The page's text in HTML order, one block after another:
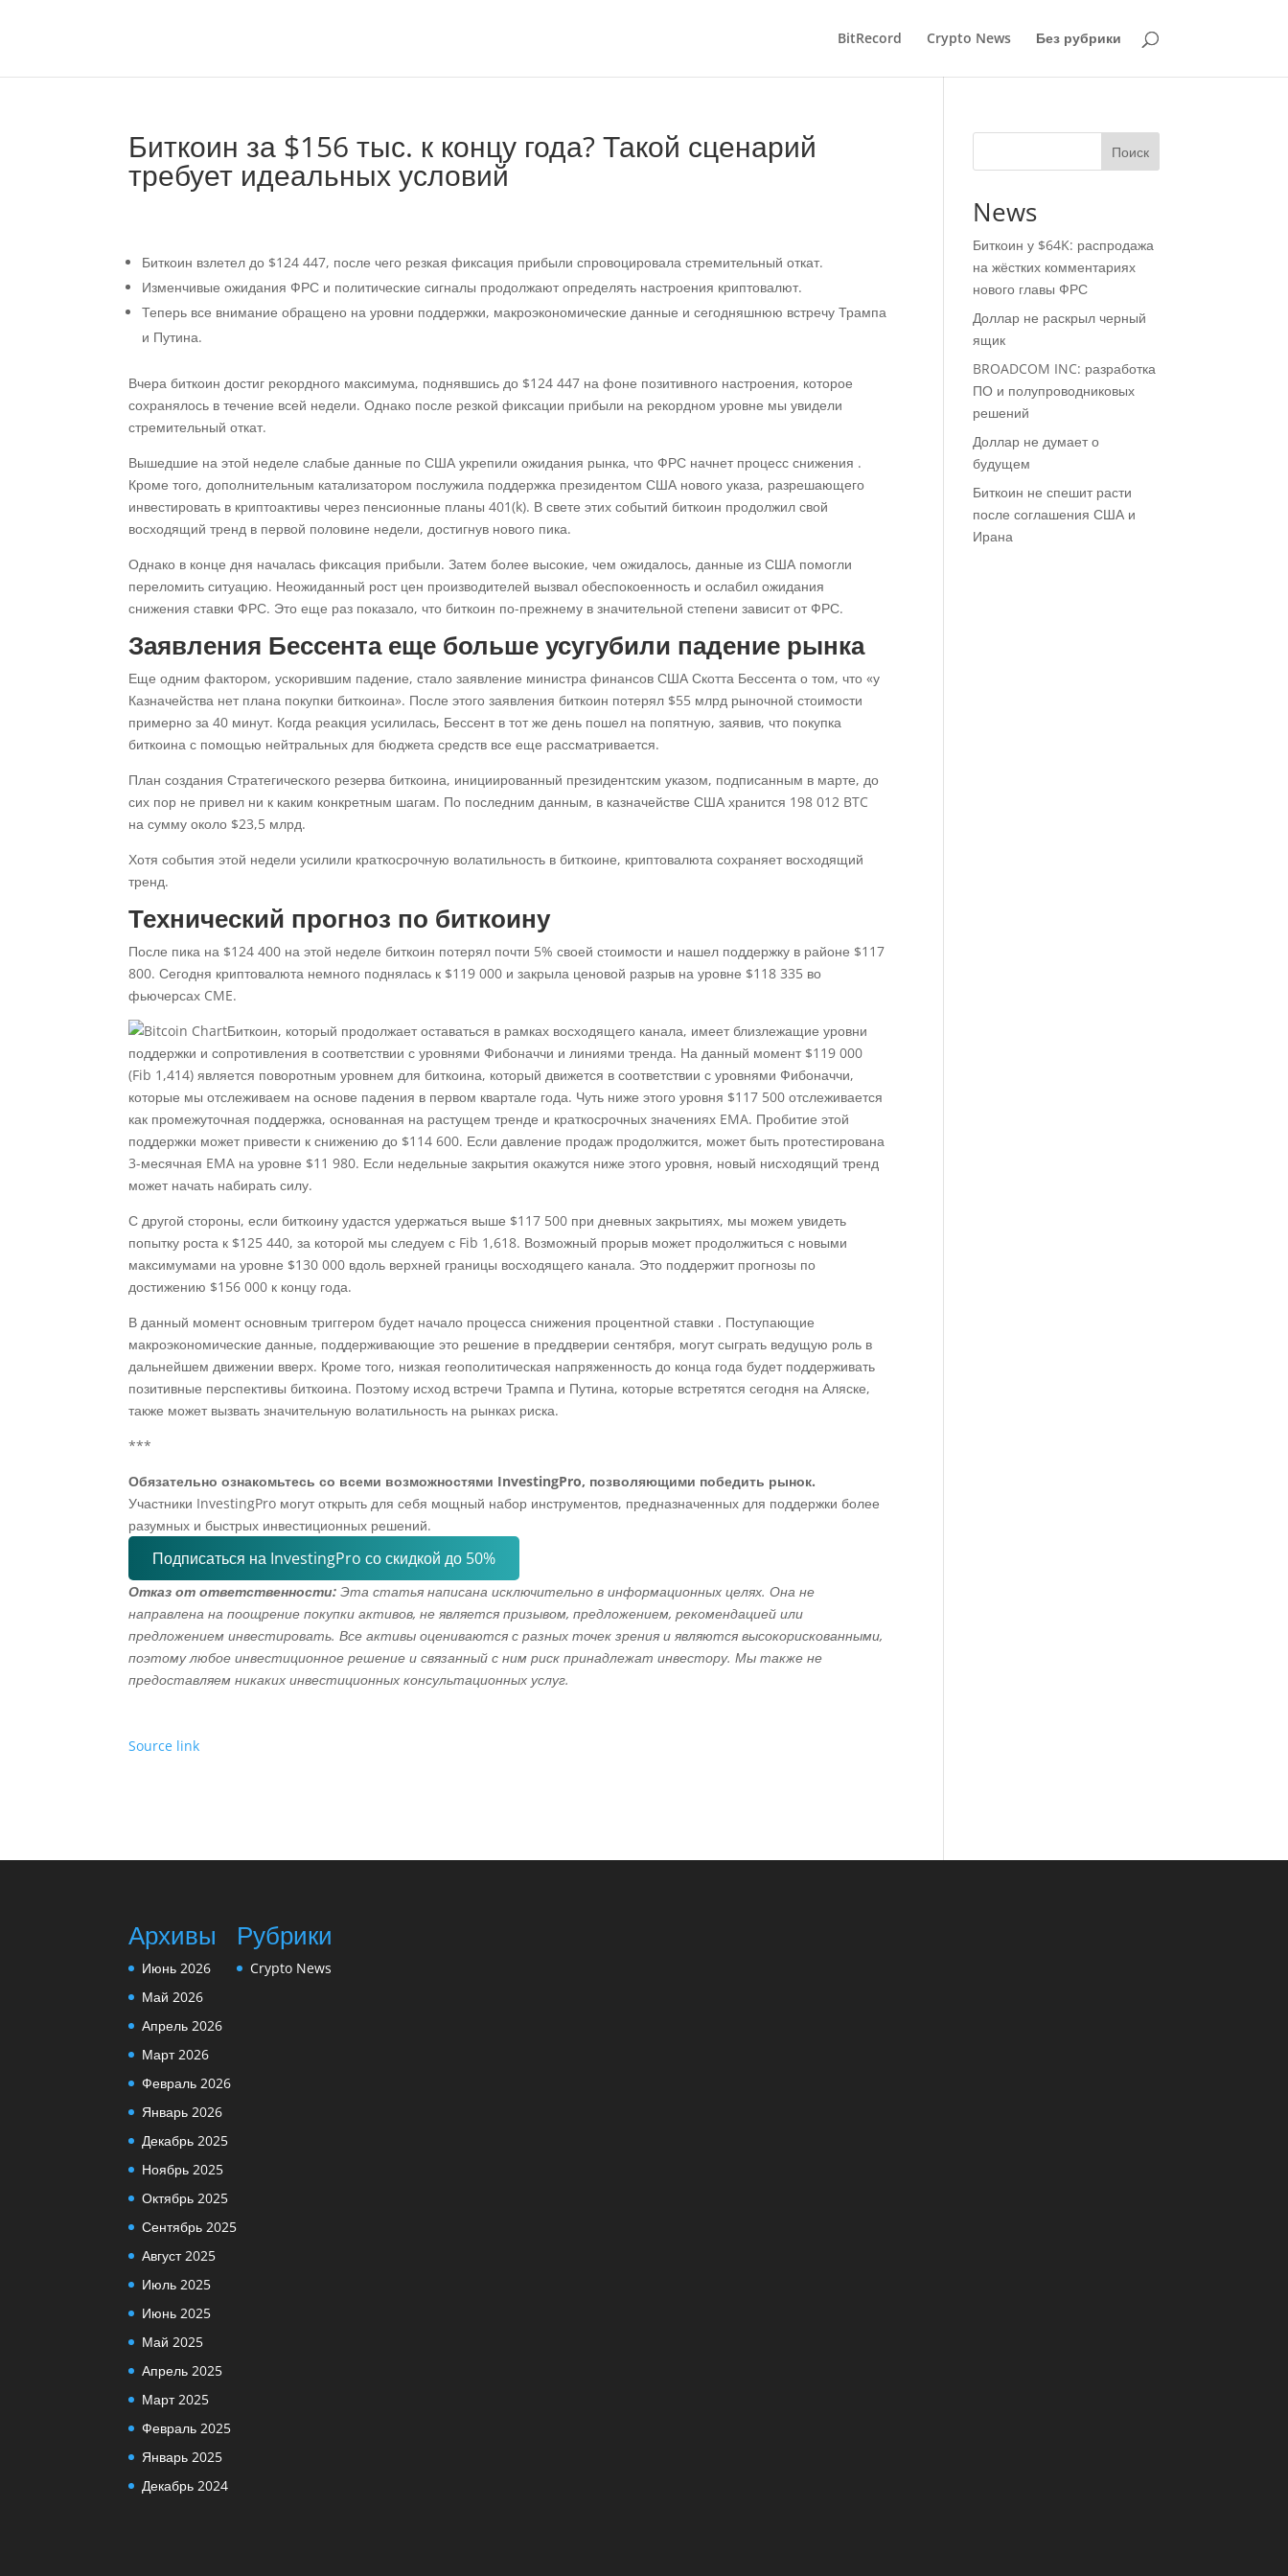
BitRecord Crypto News Без рубрики
Биткоин за $156 тыс. к концу года? Такой сценарий
требует идеальных условий
Биткоин взлетел до $124 447, после чего резкая фиксация прибыли спровоцировала стремительный откат.
Изменчивые ожидания ФРС и политические сигналы продолжают определять настроения криптовалют.
Теперь все внимание обращено на уровни поддержки, макроэкономические данные и сегодняшнюю встречу Трампа
и Путина.
Вчера биткоин достиг рекордного максимума, поднявшись до $124 447 на фоне позитивного настроения, которое
сохранялось в течение всей недели. Однако после резкой фиксации прибыли на рекордном уровне мы увидели
стремительный откат.
Вышедшие на этой неделе слабые данные по США укрепили ожидания рынка, что ФРС начнет процесс снижения .
Кроме того, дополнительным катализатором послужила поддержка президентом США нового указа, разрешающего
инвестировать в криптоактивы через пенсионные планы 401(k). В свете этих событий биткоин продолжил свой
восходящий тренд в первой половине недели, достигнув нового пика.
Однако в конце дня началась фиксация прибыли. Затем более высокие, чем ожидалось, данные из США помогли
переломить ситуацию. Неожиданный рост цен производителей вызвал обеспокоенность и ослабил ожидания
снижения ставки ФРС. Это еще раз показало, что биткоин по-прежнему в значительной степени зависит от ФРС.
Заявления Бессента еще больше усугубили падение рынка
Еще одним фактором, ускорившим падение, стало заявление министра финансов США Скотта Бессента о том, что «у
Казначейства нет плана покупки биткоина». После этого заявления биткоин потерял $55 млрд рыночной стоимости
примерно за 40 минут. Когда реакция усилилась, Бессент в тот же день пошел на попятную, заявив, что покупка
биткоина с помощью нейтральных для бюджета средств все еще рассматривается.
План создания Стратегического резерва биткоина, инициированный президентским указом, подписанным в марте, до
сих пор не привел ни к каким конкретным шагам. По последним данным, в казначействе США хранится 198 012 BTC
на сумму около $23,5 млрд.
Хотя события этой недели усилили краткосрочную волатильность в биткоине, криптовалюта сохраняет восходящий
тренд.
Технический прогноз по биткоину
После пика на $124 400 на этой неделе биткоин потерял почти 5% своей стоимости и нашел поддержку в районе $117
800. Сегодня криптовалюта немного поднялась к $119 000 и закрыла ценовой разрыв на уровне $118 335 во
фьючерсах CME.
Биткоин, который продолжает оставаться в рамках восходящего канала, имеет близлежащие уровни
поддержки и сопротивления в соответствии с уровнями Фибоначчи и линиями тренда. На данный момент $119 000
(Fib 1,414) является поворотным уровнем для биткоина, который движется в соответствии с уровнями Фибоначчи,
которые мы отслеживаем на основе падения в первом квартале года. Чуть ниже этого уровня $117 500 отслеживается
как промежуточная поддержка, основанная на растущем тренде и краткосрочных значениях EMA. Пробитие этой
поддержки может привести к снижению до $114 600. Если давление продаж продолжится, может быть протестирована
3-месячная EMA на уровне $11 980. Если недельные закрытия окажутся ниже этого уровня, новый нисходящий тренд
может начать набирать силу.
С другой стороны, если биткоину удастся удержаться выше $117 500 при дневных закрытиях, мы можем увидеть
попытку роста к $125 440, за которой мы следуем с Fib 1,618. Возможный прорыв может продолжиться с новыми
максимумами на уровне $130 000 вдоль верхней границы восходящего канала. Это поддержит прогнозы по
достижению $156 000 к концу года.
В данный момент основным триггером будет начало процесса снижения процентной ставки . Поступающие
макроэкономические данные, поддерживающие это решение в преддверии сентября, могут сыграть ведущую роль в
дальнейшем движении вверх. Кроме того, низкая геополитическая напряженность до конца года будет поддерживать
позитивные перспективы биткоина. Поэтому исход встречи Трампа и Путина, которые встретятся сегодня на Аляске,
также может вызвать значительную волатильность на рынках риска.
***
Обязательно ознакомьтесь со всеми возможностями InvestingPro, позволяющими победить рынок.
Участники InvestingPro могут открыть для себя мощный набор инструментов, предназначенных для поддержки более
разумных и быстрых инвестиционных решений.
Подписаться на InvestingPro со скидкой до 50%
Отказ от ответственности:Эта статья написана исключительно в информационных целях. Она не
направлена на поощрение покупки активов, не является призывом, предложением, рекомендацией или
предложением инвестировать. Все активы оцениваются с разных точек зрения и являются высокорискованными,
поэтому любое инвестиционное решение и связанный с ним риск принадлежат инвестору. Мы также не
предоставляем никаких инвестиционных консультационных услуг.
Source link
Поиск
News
Биткоин у $64K: распродажа
на жёстких комментариях
нового главы ФРС
Доллар не раскрыл черный
ящик
BROADCOM INC: разработка
ПО и полупроводниковых
решений
Доллар не думает о
будущем
Биткоин не спешит расти
после соглашения США и
Ирана
Архивы
Июнь 2026
Май 2026
Апрель 2026
Март 2026
Февраль 2026
Январь 2026
Декабрь 2025
Ноябрь 2025
Октябрь 2025
Сентябрь 2025
Август 2025
Июль 2025
Июнь 2025
Май 2025
Апрель 2025
Март 2025
Февраль 2025
Январь 2025
Декабрь 2024
Рубрики
Crypto News